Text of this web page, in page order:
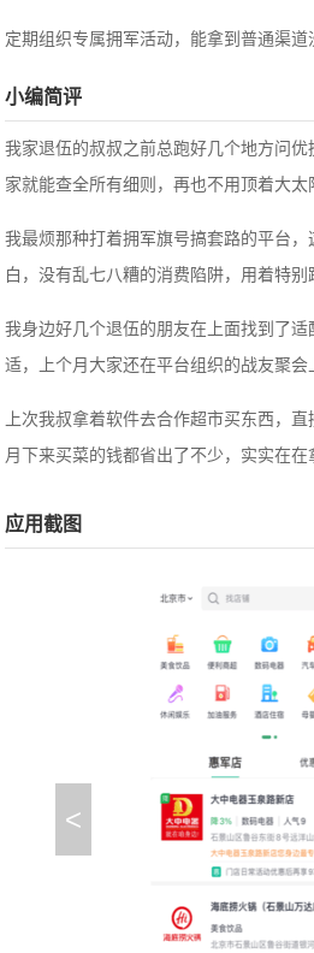
定期组织专属拥军活动，能拿到普通渠道
小编简评
我家退伍的叔叔之前总跑好几个地方问
家就能查全所有细则，再也不用顶着大太
我最烦那种打着拥军旗号搞套路的平台
白，没有乱七八糟的消费陷阱，用着特别
我身边好几个退伍的朋友在上面找到了
适，上个月大家还在平台组织的战友聚会
上次我叔拿着软件去合作超市买东西，
月下来买菜的钱都省出了不少，实实在在
应用截图
<